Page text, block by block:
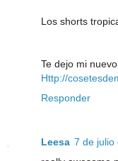
Los shorts
Te dejo mi
Http://
Responder
Leesa 7 de julio